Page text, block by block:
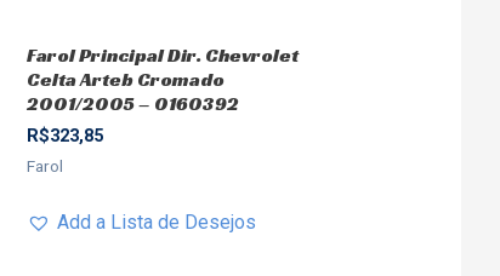
Farol Principal Dir. Chevrolet
Celta Arteb Cromado
2001/2005 – 0160392
R$323,85
Farol
Add a Lista de Desejos